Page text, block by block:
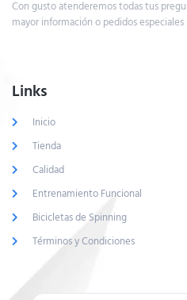
Con gusto atenderemos todas tus
mayor información o pedidos especiales
Links
Inicio
Tienda
Calidad
Entrenamiento Funcional
Bicicletas de Spinning
Términos y Condiciones